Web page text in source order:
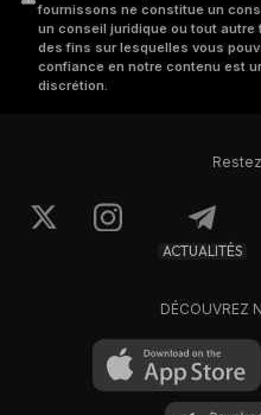
fournissons ne constitue un
un conseil juridique ou tout
des fins sur lesquelles vous
confiance en notre contenu est
discrétion.
ACTUALITÉS
DÉCOUVREZ